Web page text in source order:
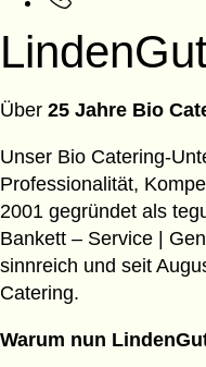
Über 25 Jahre Bio
Unser Bio Catering-
Professionalität,
2001 gegründet als
Bankett – Service |
sinnreich und seit
Catering.
Warum nun